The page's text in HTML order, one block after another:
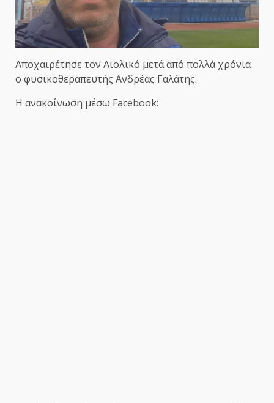
Αποχαιρέτησε τον Αιολικό μετά από πολλά χρόνια
ο φυσικοθεραπευτής Ανδρέας Γαλάτης.
Η ανακοίνωση μέσω Facebook: